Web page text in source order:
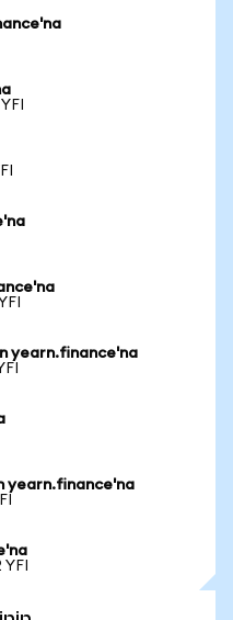
yearn.finance'na
yearn.finance'na